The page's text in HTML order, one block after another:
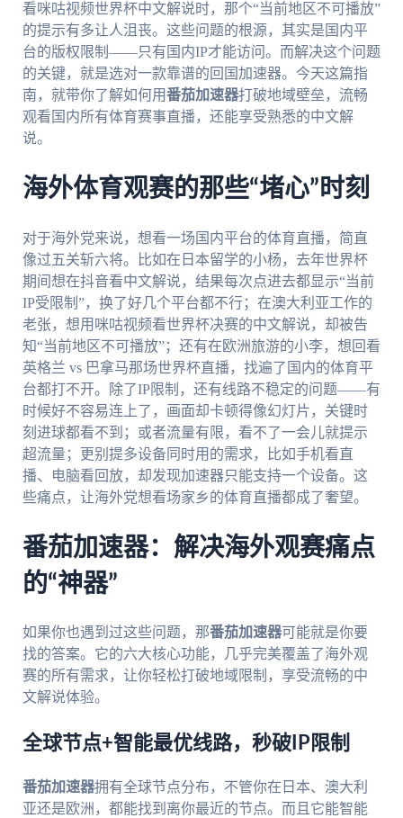
看咪咕视频世界杯中文解说时，那个“当前地区不可播放”
的提示有多让人沮丧。这些问题的根源，其实是国内平
台的版权限制——只有国内IP才能访问。而解决这个问题
的关键，就是选对一款靠谱的回国加速器。今天这篇指
南，就带你了解如何用番茄加速器打破地域壁垒，流畅
观看国内所有体育赛事直播，还能享受熟悉的中文解
说。
海外体育观赛的那些“堵心”时刻
对于海外党来说，想看一场国内平台的体育直播，简直
像过五关斩六将。比如在日本留学的小杨，去年世界杯
期间想在抖音看中文解说，结果每次点进去都显示“当前
IP受限制”，换了好几个平台都不行；在澳大利亚工作的
老张，想用咪咕视频看世界杯决赛的中文解说，却被告
知“当前地区不可播放”；还有在欧洲旅游的小李，想回看
英格兰 vs 巴拿马那场世界杯直播，找遍了国内的体育平
台都打不开。除了IP限制，还有线路不稳定的问题——有
时候好不容易连上了，画面却卡顿得像幻灯片，关键时
刻进球都看不到；或者流量有限，看不了一会儿就提示
超流量；更别提多设备同时用的需求，比如手机看直
播、电脑看回放，却发现加速器只能支持一个设备。这
些痛点，让海外党想看场家乡的体育直播都成了奢望。
番茄加速器：解决海外观赛痛点
的“神器”
如果你也遇到过这些问题，那番茄加速器可能就是你要
找的答案。它的六大核心功能，几乎完美覆盖了海外观
赛的所有需求，让你轻松打破地域限制，享受流畅的中
文解说体验。
全球节点+智能最优线路，秒破IP限制
番茄加速器拥有全球节点分布，不管你在日本、澳大利
亚还是欧洲，都能找到离你最近的节点。而且它能智能